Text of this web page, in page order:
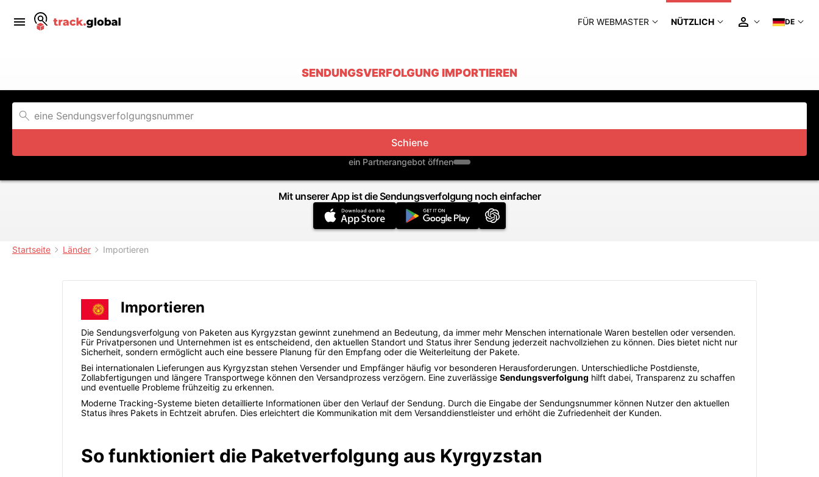
FÜR WEBMASTER NÜTZLICH DE
SENDUNGSVERFOLGUNG IMPORTIEREN
Schiene
ein Partnerangebot öffnen
Mit unserer App ist die Sendungsverfolgung noch einfacher
Startseite Länder Importieren
Importieren
Die Sendungsverfolgung von Paketen aus Kyrgyzstan gewinnt zunehmend an Bedeutung, da immer mehr Menschen internationale Waren bestellen oder versenden.
Für Privatpersonen und Unternehmen ist es entscheidend, den aktuellen Standort und Status ihrer Sendung jederzeit nachvollziehen zu können. Dies bietet nicht nur
Sicherheit, sondern ermöglicht auch eine bessere Planung für den Empfang oder die Weiterleitung der Pakete.
Bei internationalen Lieferungen aus Kyrgyzstan stehen Versender und Empfänger häufig vor besonderen Herausforderungen. Unterschiedliche Postdienste,
Zollabfertigungen und längere Transportwege können den Versandprozess verzögern. Eine zuverlässige Sendungsverfolgung hilft dabei, Transparenz zu schaffen
und eventuelle Probleme frühzeitig zu erkennen.
Moderne Tracking-Systeme bieten detaillierte Informationen über den Verlauf der Sendung. Durch die Eingabe der Sendungsnummer können Nutzer den aktuellen
Status ihres Pakets in Echtzeit abrufen. Dies erleichtert die Kommunikation mit dem Versanddienstleister und erhöht die Zufriedenheit der Kunden.
So funktioniert die Paketverfolgung aus Kyrgyzstan